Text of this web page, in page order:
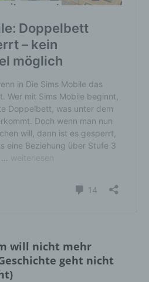
will nicht mehr
geht nicht